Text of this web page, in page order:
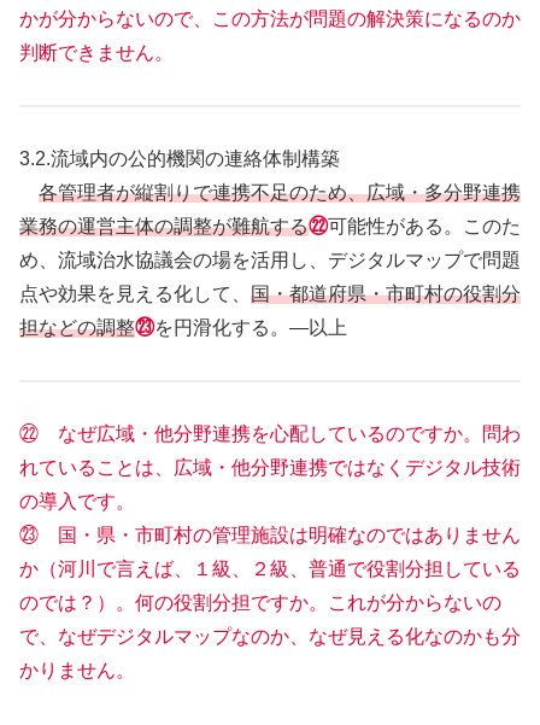
かが分からないので、この方法が問題の解決策になるのか
判断できません。
3.2.流域内の公的機関の連絡体制構築
各管理者が縦割りで連携不足のため、広域・多分野連携
業務の運営主体の調整が難航する㉒可能性がある。このた
め、流域治水協議会の場を活用し、デジタルマップで問題
点や効果を見える化して、 国・都道府県・市町村の役割分
担などの調整㉓を円滑化する。―以上
㉒ なぜ広域・他分野連携を心配しているのですか。問わ
れていることは、広域・他分野連携ではなくデジタル技術
の導入です。
㉓ 国・県・市町村の管理施設は明確なのではありません
か（河川で言えば、１級、２級、普通で役割分担している
のでは？）。何の役割分担ですか。これが分からないの
で、なぜデジタルマップなのか、なぜ見える化なのかも分
かりません。